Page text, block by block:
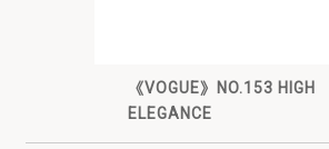
《VOGUE》NO.153 HIGH
ELEGANCE